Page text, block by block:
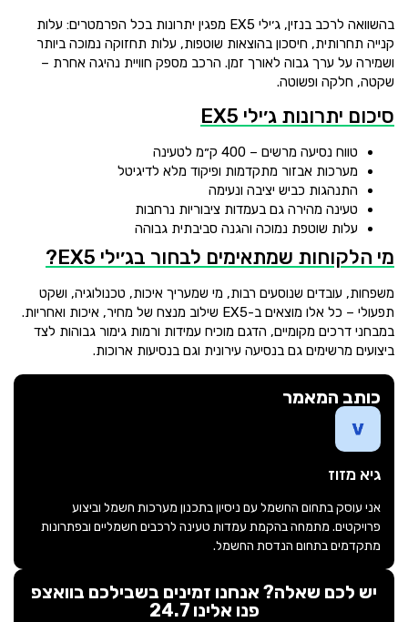
בהשוואה לרכב בנזין, ג׳ילי EX5 מפגין יתרונות בכל הפרמטרים: עלות
קנייה תחרותית, חיסכון בהוצאות שוטפות, עלות תחזוקה נמוכה ביותר
ושמירה על ערך גבוה לאורך זמן. הרכב מספק חוויית נהיגה אחרת –
שקטה, חלקה ופשוטה.
סיכום יתרונות ג׳ילי EX5
טווח נסיעה מרשים – 400 ק״מ לטעינה
מערכות אבזור מתקדמות ופיקוד מלא לדיגיטל
התנהגות כביש יציבה ונעימה
טעינה מהירה גם בעמדות ציבוריות נרחבות
עלות שוטפת נמוכה והגנה סביבתית גבוהה
מי הלקוחות שמתאימים לבחור בג׳ילי EX5?
משפחות, עובדים שנוסעים רבות, מי שמעריך איכות, טכנולוגיה, ושקט
תפעולי – כל אלו מוצאים ב-EX5 שילוב מנצח של מחיר, איכות ואחריות.
במבחני דרכים מקומיים, הדגם מוכיח עמידות ורמות גימור גבוהות לצד
ביצועים מרשימים גם בנסיעה עירונית וגם בנסיעות ארוכות.
כותב המאמר
גיא מזוז
אני עוסק בתחום החשמל עם ניסיון בתכנון מערכות חשמל וביצוע
פרויקטים. מתמחה בהקמת עמדות טעינה לרכבים חשמליים ובפתרונות
מתקדמים בתחום הנדסת החשמל.
יש לכם שאלה? אנחנו זמינים בשבילכם בוואצפ
פנו אלינו 24.7